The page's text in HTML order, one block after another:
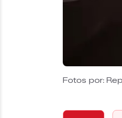
Fotos por: